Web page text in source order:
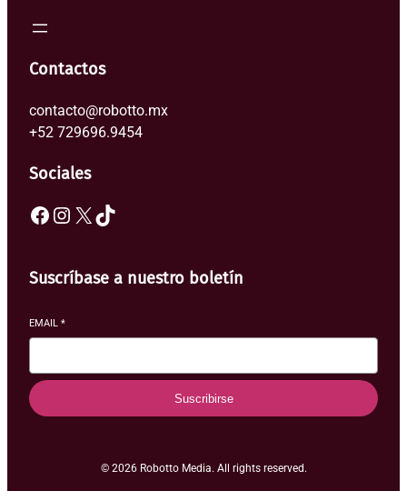
Contactos
contacto@robotto.mx
+52 729696.9454
Sociales
Facebook Instagram X TikTok
Suscríbase a nuestro boletín
EMAIL *
Suscribirse
© 2026 Robotto Media. All rights reserved.